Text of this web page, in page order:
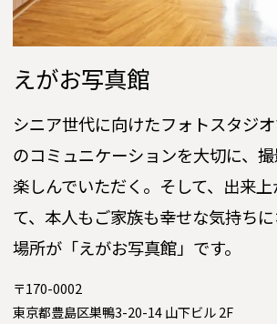
えがお写真館
シニア世代に向けたフォトスタジ
のコミュニケーションを大切に、
楽しんでいただく。そして、出来
て、本人もご家族も幸せな気持ち
場所が「えがお写真館」です。
〒170-0002
東京都豊島区巣鴨3-20-14 山下ビル 2F